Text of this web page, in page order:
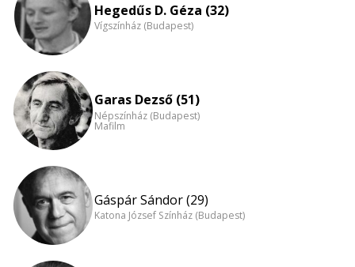
Hegedűs D. Géza (32)
Vígszínház (Budapest)
Garas Dezső (51)
Népszínház (Budapest)
Mafilm
Gáspár Sándor (29)
Katona József Színház (Budapest)